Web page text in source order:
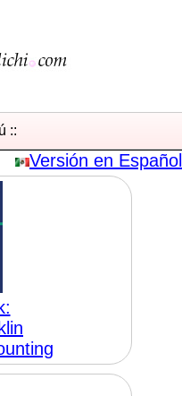
::
Versión en Español